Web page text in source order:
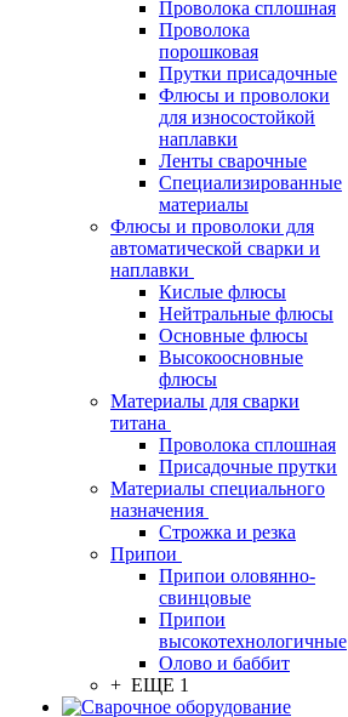
Проволока сплошная
Проволока
порошковая
Прутки присадочные
Флюсы и проволоки
для износостойкой
наплавки
Ленты сварочные
Специализированные
материалы
Флюсы и проволоки для
автоматической сварки и
наплавки
Кислые флюсы
Нейтральные флюсы
Основные флюсы
Высокоосновные
флюсы
Материалы для сварки
титана
Проволока сплошная
Присадочные прутки
Материалы специального
назначения
Строжка и резка
Припои
Припои оловянно-
свинцовые
Припои
высокотехнологичные
Олово и баббит
+ ЕЩЕ 1